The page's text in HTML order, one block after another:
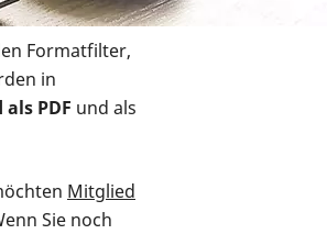
Formatfilter,
in
PDF und als
Mitglied
Sie noch